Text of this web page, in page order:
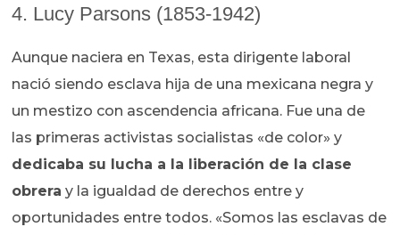
4. Lucy Parsons (1853-1942)
Aunque naciera en Texas, esta dirigente laboral
nació siendo esclava hija de una mexicana negra y
un mestizo con ascendencia africana. Fue una de
las primeras activistas socialistas «de color» y
dedicaba su lucha a la liberación de la clase
obrera y la igualdad de derechos entre y
oportunidades entre todos. «Somos las esclavas de